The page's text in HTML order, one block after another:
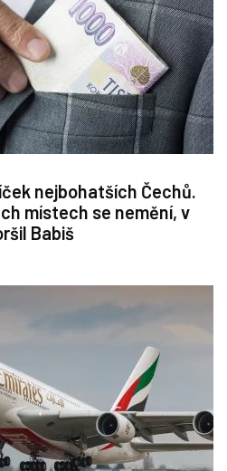
nejbohatších Čechů.
místech se nemění, v
Babiš